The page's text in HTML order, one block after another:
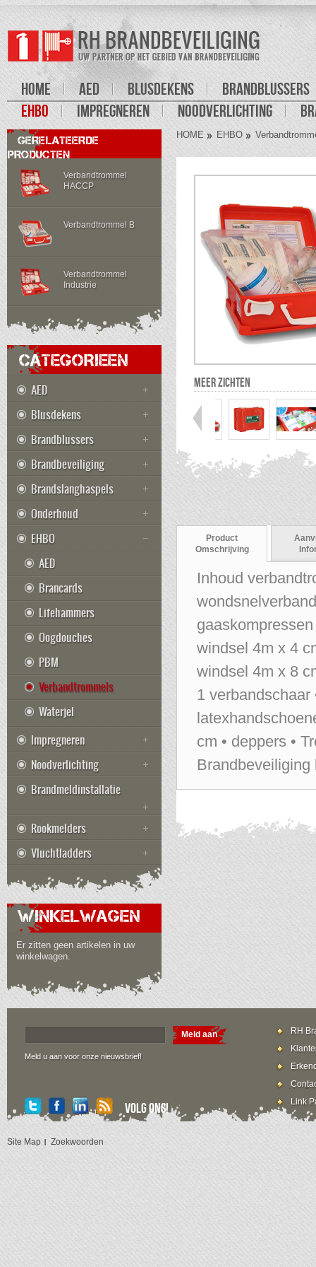
HOME AED BLUSDEKENS
BRANDBLUSSERS
EHBO
IMPREGNEREN NOODVERLICHTING
HOME EHBO
MEER ZICHTEN
Product
Omschrijving
Inhoud
windsel 4m x 4
windsel 4m x 8
1 verbandschaar
cm • deppers •
Brandbeveiliging
GERELATEERDE
PRODUCTEN
Verbandtrommel
HACCP
Verbandtrommel B
Verbandtrommel
Industrie
CATEGORIEEN
AED
Blusdekens
Brandblussers
Brandbeveiliging
Brandslanghaspels
Onderhoud
EHBO
AED
Brancards
Lifehammers
Oogdouches
PBM
Verbandtrommels
Waterjel
Impregneren
Noodverlichting
Brandmeldinstallatie
Rookmelders
Vluchtladders
WINKELWAGEN
Er zitten geen artikelen in uw
winkelwagen.
Meld aan
Meld u aan voor onze nieuwsbrief!
RH
Link
Volg ons!
Site Map Zoekwoorden